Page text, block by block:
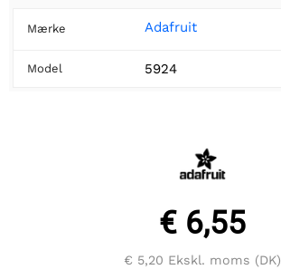
Mærke Adafruit
Model 5924
€ 6,55
€ 5,20 Ekskl. moms (DK)